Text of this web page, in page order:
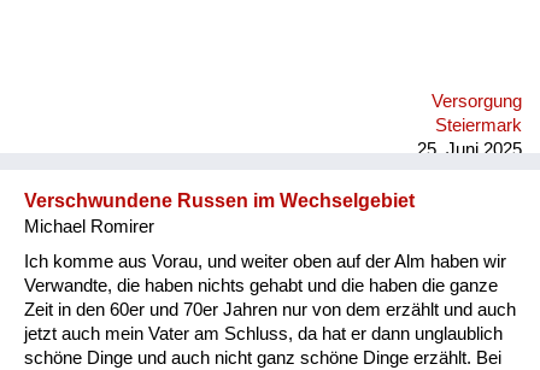
Versorgung
Steiermark
25. Juni 2025
Verschwundene Russen im Wechselgebiet
Michael Romirer
Ich komme aus Vorau, und weiter oben auf der Alm haben wir
Verwandte, die haben nichts gehabt und die haben die ganze
Zeit in den 60er und 70er Jahren nur von dem erzählt und auch
jetzt auch mein Vater am Schluss, da hat er dann unglaublich
schöne Dinge und auch nicht ganz schöne Dinge erzählt. Bei